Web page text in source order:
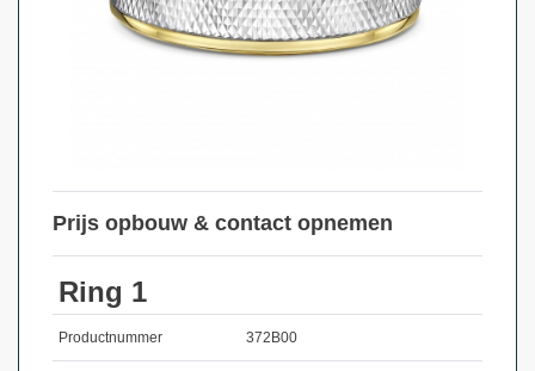
Prijs opbouw & contact opnemen
Ring 1
Productnummer 372B00